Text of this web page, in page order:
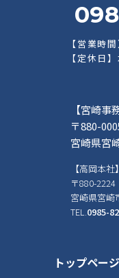
【営業時
【定休日
【宮崎事
〒880-
宮崎県宮
【高岡本社】
〒880-2224
宮崎県宮崎
TEL.0985-
トップページ